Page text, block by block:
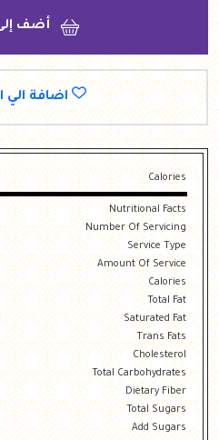
أضف
اضافة
Calories
Nutritional Facts
Number Of Servicing
Service Type
Amount Of Service
Calories
Total Fat
Saturated Fat
Trans Fats
Cholesterol
Total Carbohydrates
Dietary Fiber
Total Sugars
Add Sugars